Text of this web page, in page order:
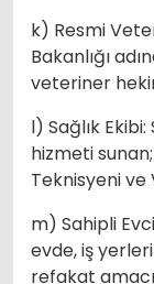
k) Resmi
Bakanlığı
veteriner
l) Sağlık
hizmeti
Teknisyeni ve
m) Sahipli
evde, iş
refakat